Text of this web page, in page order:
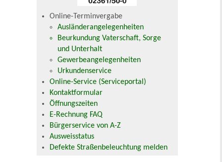
Online-Terminvergabe
Ausländerangelegenheiten
Beurkundung Vaterschaft, Sorge
und Unterhalt
Gewerbeangelegenheiten
Urkundenservice
Online-Service (Serviceportal)
Kontaktformular
Öffnungszeiten
E-Rechnung FAQ
Bürgerservice von A-Z
Ausweisstatus
Defekte Straßenbeleuchtung melden